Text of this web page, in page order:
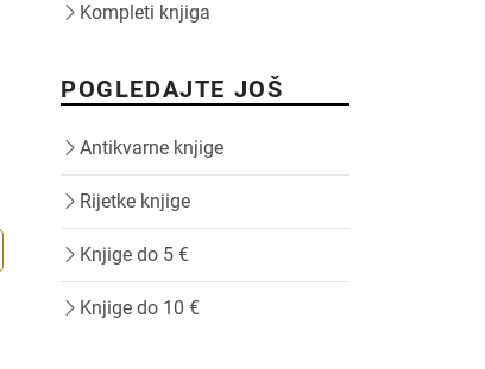
Kompleti knjiga
POGLEDAJTE JOŠ
Antikvarne knjige
Rijetke knjige
Knjige do 5 €
Knjige do 10 €